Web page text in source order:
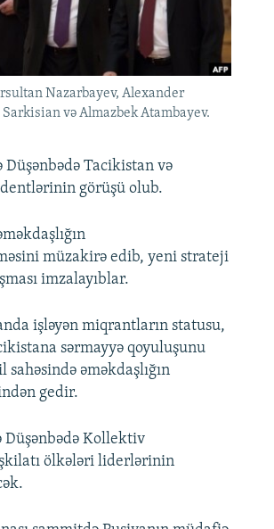
KITABXANASI
STANDARTLARIMIZ
TELEFONUNUZDA
saytları
Nazarbayev, Alexander
və Almazbek Atambayev.
Düşənbədə Tacikistan və
görüşü olub.
müzakirə edib, yeni strateji
imzalayıblar.
işləyən miqrantların statusu,
sərmayyə qoyuluşunu
sahəsində əməkdaşlığın
gedir.
Düşənbədə Kollektiv
ölkələri liderlərinin